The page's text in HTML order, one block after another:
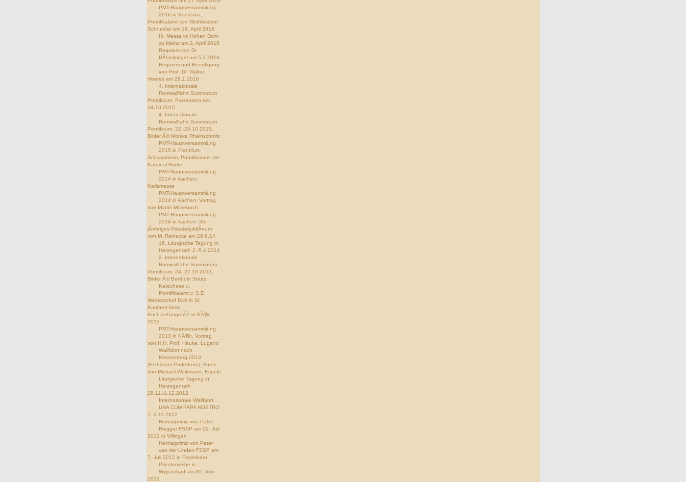
PMT-Hauptversammlung
2016 in Konstanz,
Pontifikalamt von Weihbischof
Schneider am 16. April 2016
Hl. Messe im Hohen Dom
zu Mainz am 2. April 2016
Requiem von Dr.
RÃ¼ckriegel am 5.2.2016
Requiem und Beerdigung
von Prof. Dr. Walter
Hoeres am 26.1.2016
4. Internationale
Romwallfahrt Summorum
Pontificum, Prozession am
24.10.2015
4. Internationale
Romwallfahrt Summorum
Pontificum, 22.-25.10.2015,
Bilder Â© Monika Rheinschmitt
PMT-Hauptversammlung
2015 in Frankfurt-
Schwanheim, Pontifikalamt mit
Kardinal Burke
PMT-Hauptversammlung
2014 in Aachen:
Karlsmesse
PMT-Hauptversammlung
2014 in Aachen: Vortrag
von Martin Mosebach
PMT-Hauptversammlung
2014 in Aachen: 35-
jÃ¤hriges PriesterjubilÃ¤um
von M. Reinecke am 29.6.14
16. Liturgische Tagung in
Herzogenrath 2.-5.4.2014
2. Internationale
Romwallfahrt Summorum
Pontificum, 24.-27.10.2013,
Bilder Â© Berthold Strutz.
Katechese u.
Pontifikalamt v. S.E.
Weihbischof Dick in St.
Kunibert beim
Euchar.KongreÃŸ in KÃ¶ln
2013
PMT-Hauptversammlung
2013 in KÃ¶ln, Vortrag
von H.H. Prof. Hauke, Lugano
Wallfahrt nach
Kleinenberg 2013
(Erzbistum Paderborn), Fotos
von Michael Weikmann, Espeln
Liturgische Tagung in
Herzogenrath
28.11.-1.12.2012
Internationale Wallfahrt
UNA CUM PAPA NOSTRO
1.-3.11.2012
Heimatprimiz von Pater
Riegger FSSP am 29. Juli
2012 in Villingen
Heimatprimiz von Pater
van der Linden FSSP am
7. Juli 2012 in Paderborn
Priesterweihe in
Wigratzbad am 30. Juni
2012